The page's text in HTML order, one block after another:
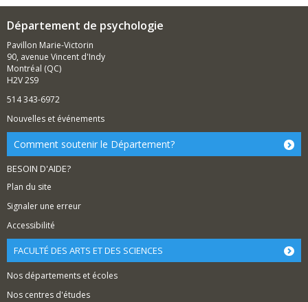
Département de psychologie
Pavillon Marie-Victorin
90, avenue Vincent d'Indy
Montréal (QC)
H2V 2S9
514 343-6972
Nouvelles et événements
Comment soutenir le Département?
BESOIN D'AIDE?
Plan du site
Signaler une erreur
Accessibilité
FACULTÉ DES ARTS ET DES SCIENCES
Nos départements et écoles
Nos centres d'études